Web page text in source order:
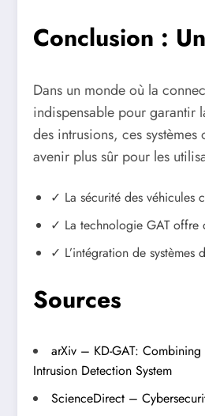
Conclusion :
Dans un monde où la
indispensable pour garantir
des intrusions, ces
avenir plus sûr pour les
✓ La sécurité des véhicules
✓ La technologie GAT offre
✓ L’intégration de
Sources
arXiv – KD-GAT:
Intrusion Detection System
ScienceDirect –